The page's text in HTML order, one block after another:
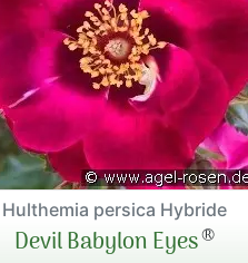
Hulthemia persica Hybride
Devil Babylon Eyes®